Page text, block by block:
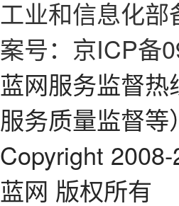
工业和信息化
案号：京ICP备
蓝网服务监督
服务质量监督等）
Copyright
蓝网 版权所有